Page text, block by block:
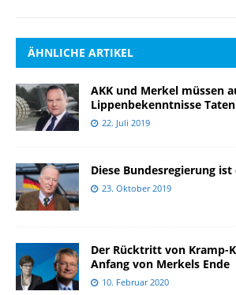
ÄHNLICHE ARTIKEL
AKK und Merkel müssen
Lippenbekenntnisse
22. Juli 2019
Diese Bundesregierung
23. Oktober 2019
Der Rücktritt von Kramp-
Anfang von Merkels Ende
10. Februar 2020